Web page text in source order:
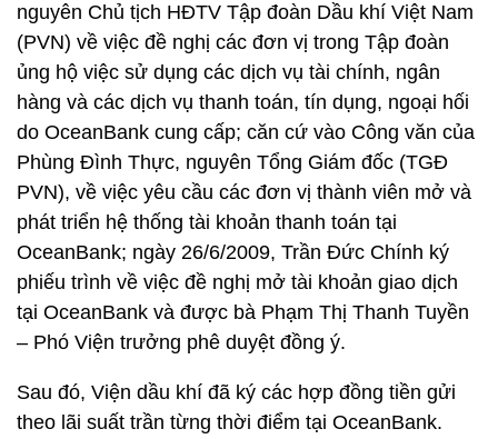
nguyên Chủ tịch HĐTV Tập đoàn Dầu khí Việt Nam
(PVN) về việc đề nghị các đơn vị trong Tập đoàn
ủng hộ việc sử dụng các dịch vụ tài chính, ngân
hàng và các dịch vụ thanh toán, tín dụng, ngoại hối
do OceanBank cung cấp; căn cứ vào Công văn của
Phùng Đình Thực, nguyên Tổng Giám đốc (TGĐ
PVN), về việc yêu cầu các đơn vị thành viên mở và
phát triển hệ thống tài khoản thanh toán tại
OceanBank; ngày 26/6/2009, Trần Đức Chính ký
phiếu trình về việc đề nghị mở tài khoản giao dịch
tại OceanBank và được bà Phạm Thị Thanh Tuyền
– Phó Viện trưởng phê duyệt đồng ý.
Sau đó, Viện dầu khí đã ký các hợp đồng tiền gửi
theo lãi suất trần từng thời điểm tại OceanBank.